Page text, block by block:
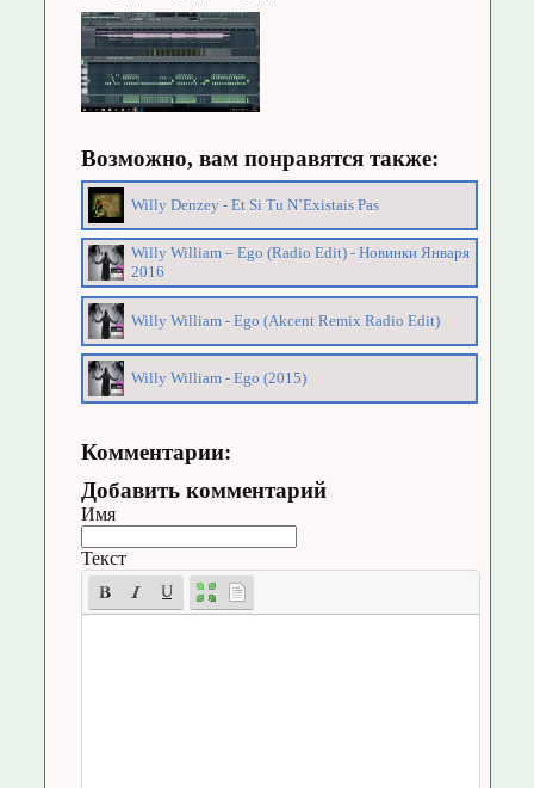
Возможно, вам понравятся также:
Willy Denzey - Et Si Tu N’Existais Pas
Willy William – Ego (Radio Edit) - Новинки Января
2016
Willy William - Ego (Akcent Remix Radio Edit)
Willy William - Ego (2015)
Комментарии:
Добавить комментарий
Имя
Текст